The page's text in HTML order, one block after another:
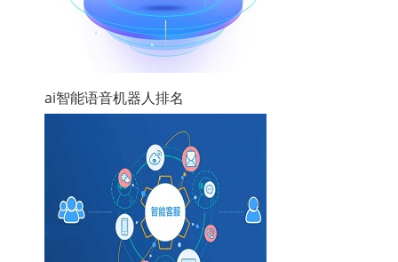
ai智能语音机器人排名